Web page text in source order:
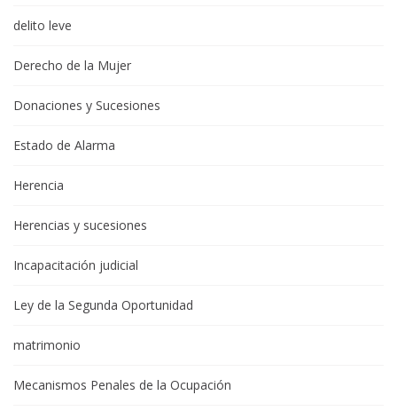
delito leve
Derecho de la Mujer
Donaciones y Sucesiones
Estado de Alarma
Herencia
Herencias y sucesiones
Incapacitación judicial
Ley de la Segunda Oportunidad
matrimonio
Mecanismos Penales de la Ocupación